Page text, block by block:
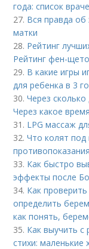
года: список
27. Вся правда об
матки
28. Рейтинг
Рейтинг фен-
29. В какие игры
для ребенка в 3
30.Через
Через какое
31. LPG массаж
32.Что колят под
противопоказания
33. Как быстро
эффекты после
34. Как
определить
как понять,
35. Как выучить с
стихи: маленькие